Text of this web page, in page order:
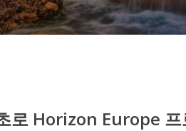
로 Horizon Europe